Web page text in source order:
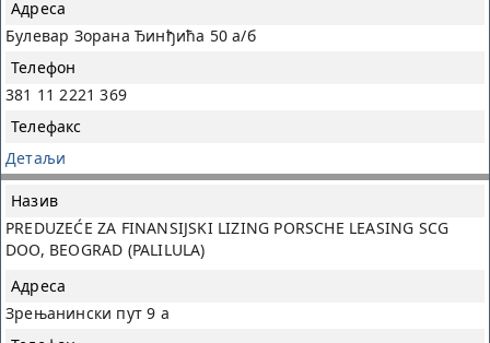
Булевар Зорана Ђинђића 50 а/б
381 11 2221 369
Детаљи
PREDUZEĆE ZA FINANSIJSKI LIZING PORSCHE LEASING SCG
DOO, BEOGRAD (PALILULA)
Зрењанински пут 9 a